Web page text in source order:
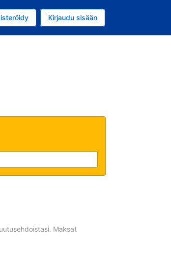
dollari
Kirjaudu sisään
Maksat